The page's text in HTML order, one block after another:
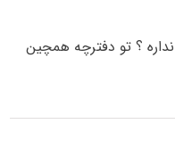
؟ تو دفترچه همچین